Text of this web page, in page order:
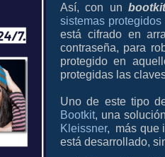
Así, con un
sistemas
está cifrado en
contraseña, para
protegido en
protegidas las
Uno de este tipo
Bootkit, una
Kleissner, más que
está desarrollado,